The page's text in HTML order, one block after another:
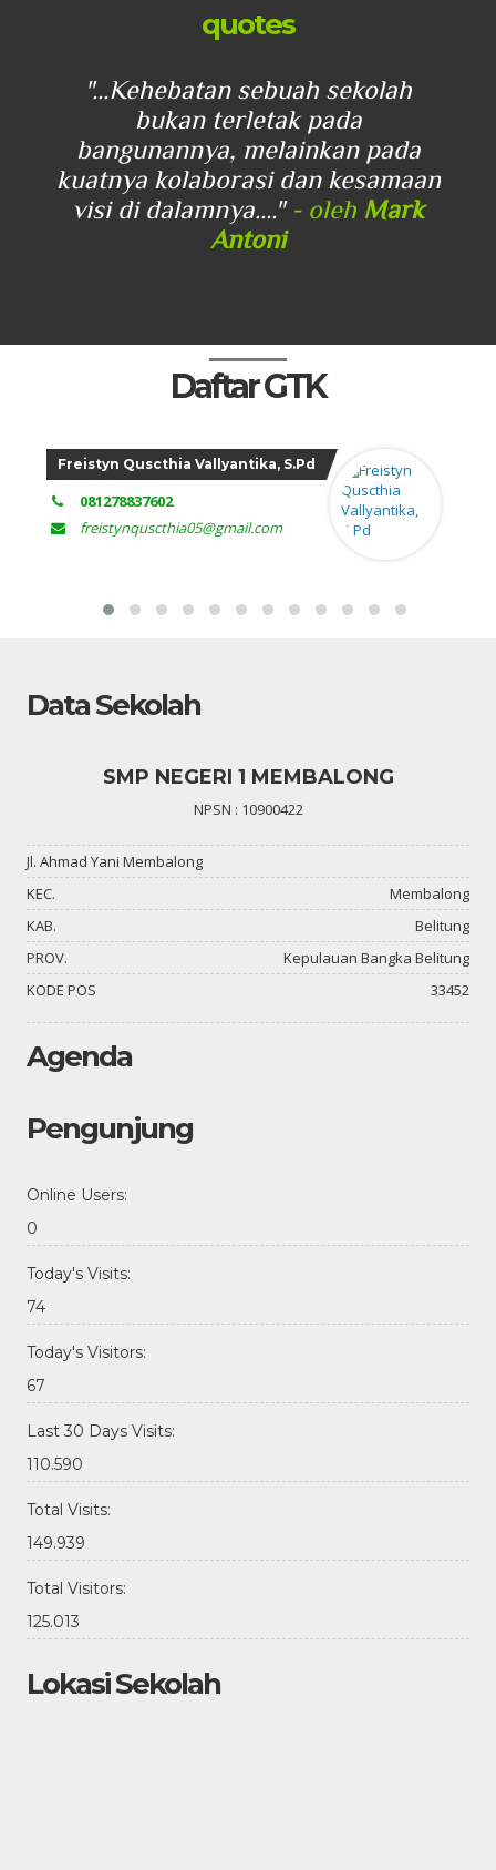
quotes
"...Kehebatan sebuah sekolah
bukan terletak pada
bangunannya, melainkan pada
kuatnya kolaborasi dan kesamaan
visi di dalamnya...." - oleh Mark
Antoni
Daftar GTK
Djoko Purnomo, S.Pd.
081929033912
jokotik2@yahoo.co.id
Data Sekolah
SMP NEGERI 1 MEMBALONG
NPSN : 10900422
Jl. Ahmad Yani Membalong
KEC.
Membalong
KAB.
Belitung
PROV.
Kepulauan Bangka Belitung
KODE POS
33452
Agenda
Pengunjung
Online Users:
0
Today's Visits:
74
Today's Visitors:
67
Last 30 Days Visits:
110.590
Total Visits:
149.939
Total Visitors:
125.013
Lokasi Sekolah